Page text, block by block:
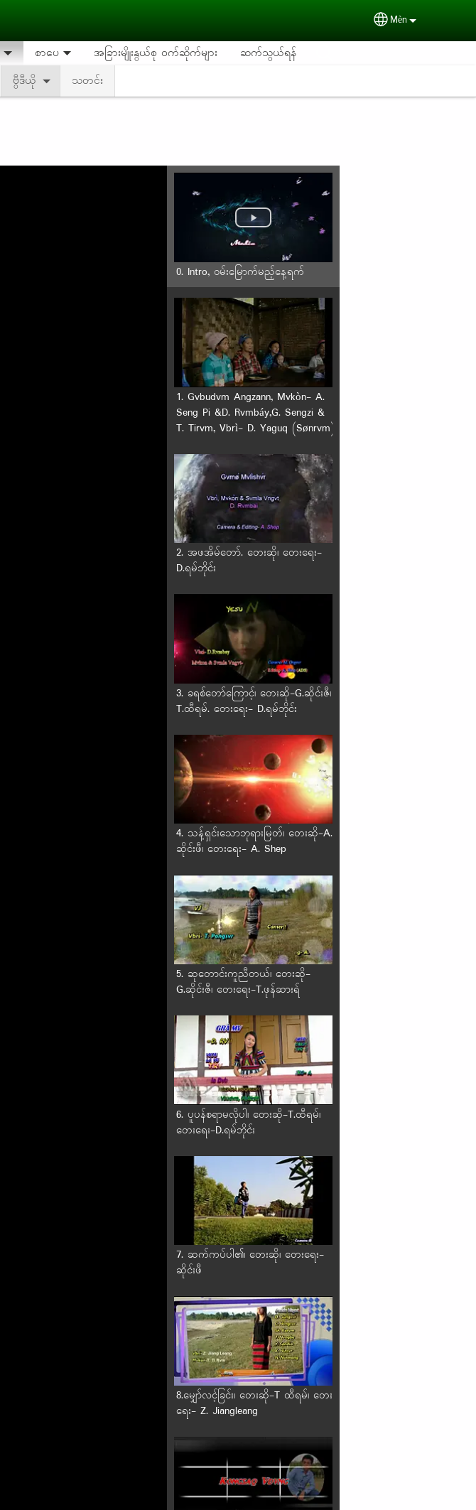
Select your
Mèn
ဗွီဒီယို သတင်း
စာပေ အခြားမျိုးနွယ်စု ဝက်ဆိုက်များ ဆက်သွယ်ရန်
0. Intro, ဝမ်းမြောက်မည့်နေ့ရက်
1. Gvbudvm Angzann, Mvkòn- A.
Seng Pi &D. Rvmbáy,G. Sengzi &
T. Tirvm, Vbrì- D. Yaguq (Sønrvm)
2. အဖအိမ်တော်. တေးဆို၊ တေးရေး-
D.ရမ်ဘိုင်း
3. ခရစ်တော်ကြောင့်၊ တေးဆို-G.ဆိုင်းဇီ၊
T.ထီရမ်. တေးရေး- D.ရမ်ဘိုင်း
4. သန့်ရှင်းသောဘုရားမြတ်၊ တေးဆို-A.
ဆိုင်းဖီ၊ တေးရေး- A. Shep
5. ဆုတောင်းကူညီတယ်၊ တေးဆို-
G.ဆိုင်းဇီ၊ တေးရေး-T.ဖုန်ဆားရ်
6. ပူပန်စရာမလိုပါ၊ တေးဆို-T.ထီရမ်၊
တေးရေး-D.ရမ်ဘိုင်း
7. ဆက်ကပ်ပါ၏၊ တေးဆို၊ တေးရေး-
ဆိုင်းဖီ
8.မျှော်လင့်ခြင်း၊ တေးဆို-T ထီရမ်၊ တေး
ရေး- Z. Jiangleang